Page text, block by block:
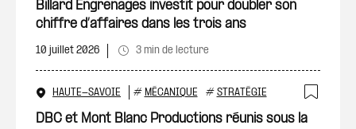
Billard Engrenages investit pour doubler son
chiffre d’affaires dans les trois ans
10 juillet 2026 3 min de lecture
HAUTE-SAVOIE # MÉCANIQUE # STRATÉGIE
DBC et Mont Blanc Productions réunis sous la